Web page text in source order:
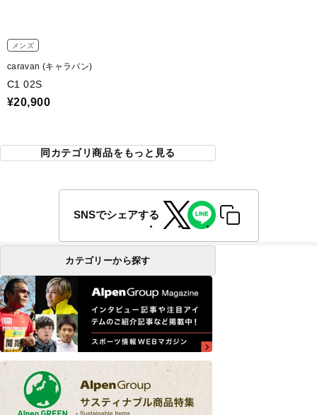
メンズ
caravan (キャラバン)
C1 02S
¥20,900
同カテゴリ商品をもっと見る
SNSでシェアする
カテゴリーから探す